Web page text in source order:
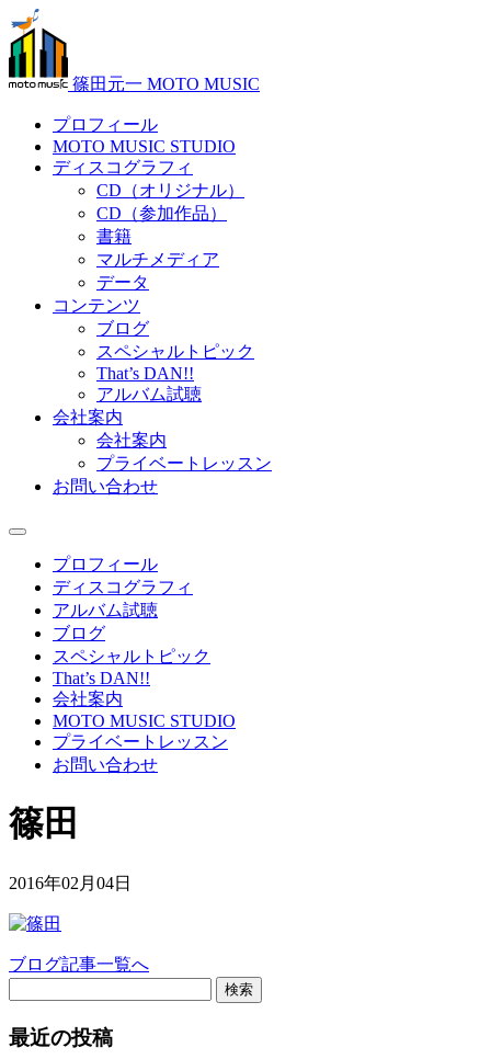
篠田元一 MOTO MUSIC
プロフィール
MOTO MUSIC STUDIO
ディスコグラフィ
CD（オリジナル）
CD（参加作品）
書籍
マルチメディア
データ
コンテンツ
ブログ
スペシャルトピック
That’s DAN!!
アルバム試聴
会社案内
会社案内
プライベートレッスン
お問い合わせ
プロフィール
ディスコグラフィ
アルバム試聴
ブログ
スペシャルトピック
That’s DAN!!
会社案内
MOTO MUSIC STUDIO
プライベートレッスン
お問い合わせ
篠田
2016年02月04日
ブログ記事一覧へ
検索
最近の投稿